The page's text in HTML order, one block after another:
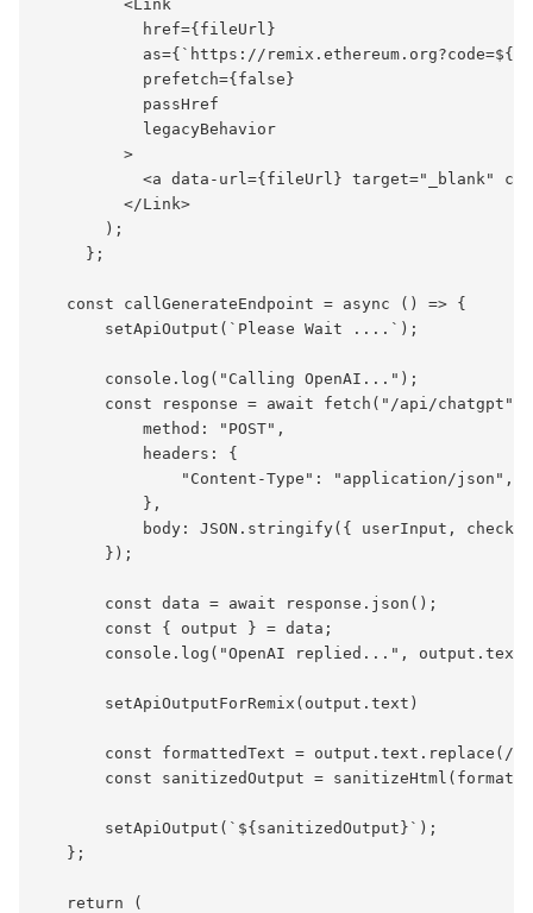
         <Link
           href={fileUrl}
as={`https://
           prefetch={false}
           passHref
           legacyBehavior
         >
<a data-url={fileUrl} target="_blank"
         </Link>
       );
     };
   const callGenerateEndpoint = async () => {
       setApiOutput(`Please Wait ....`);
       console.log("Calling OpenAI...");
const response = await fetch("/api/chatgpt",
           method: "POST",
           headers: {
               "Content-Type": "application/json",
           },
body: JSON.stringify({ userInput,
       });
       const data = await response.json();
       const { output } = data;
console.log("OpenAI replied...",
       setApiOutputForRemix(output.text)
const formattedText = output.text.replace(/
const sanitizedOutput =
       setApiOutput(`${sanitizedOutput}`);
   };
   return (